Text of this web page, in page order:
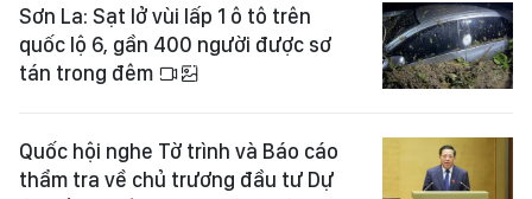
Sơn La: Sạt lở vùi lấp 1 ô tô trên
quốc lộ 6, gần 400 người được sơ
tán trong đêm
Quốc hội nghe Tờ trình và Báo cáo
thẩm tra về chủ trương đầu tư Dự